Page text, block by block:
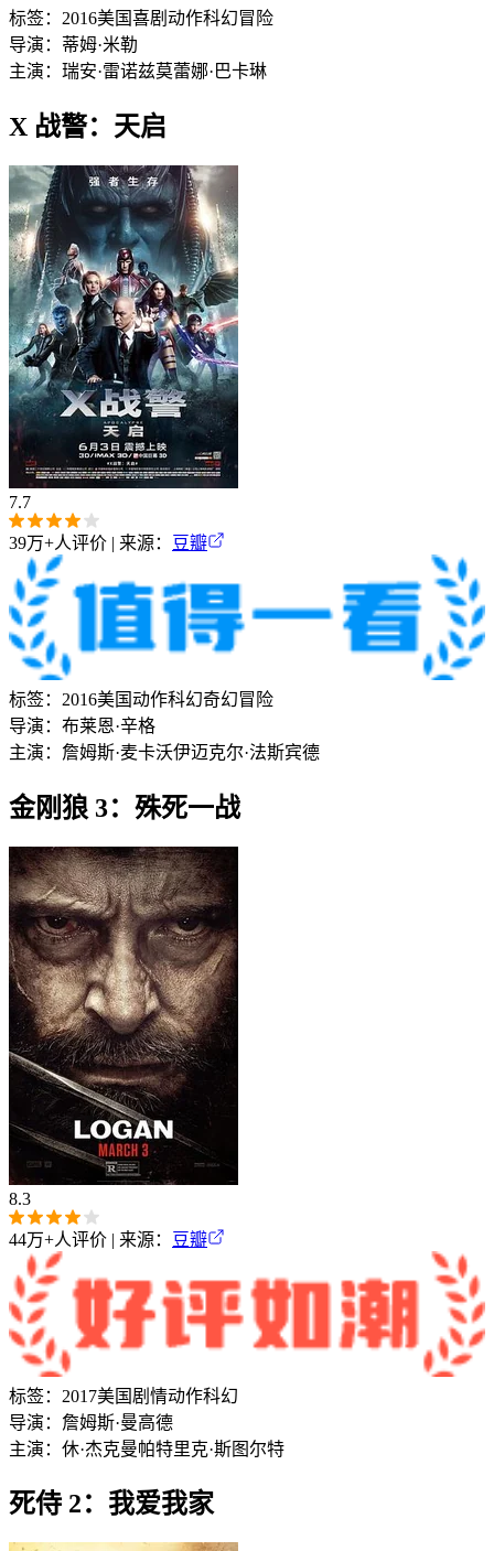
标签： 2016美国喜剧 动作科幻冒险
导演： 蒂姆·米勒
主演： 瑞安·雷诺兹莫蕾娜·巴卡琳
X 战警：天启
7.7
39万+人评价 | 来源： 豆瓣
标签： 2016美国动作科幻奇幻冒险
导演： 布莱恩·辛格
主演： 詹姆斯·麦卡沃伊迈克尔·法斯宾德
金刚狼 3：殊死一战
8.3
44万+人评价 | 来源： 豆瓣
标签： 2017美国 剧情动作科幻
导演： 詹姆斯·曼高德
主演： 休·杰克曼帕特里克·斯图尔特
死侍 2：我爱我家